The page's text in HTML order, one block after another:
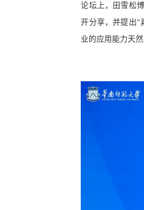
论坛上，田雪松
开分享，并提出“
业的应用能力天